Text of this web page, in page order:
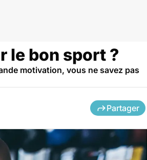
le bon sport ?
motivation, vous ne savez pas
Partager